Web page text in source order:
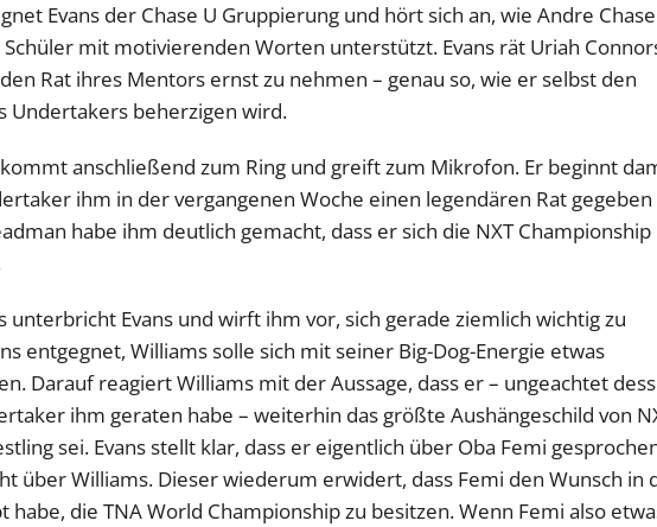
Evans der Chase U Gruppierung und hört sich an, wie Andre Chase
mit motivierenden Worten unterstützt. Evans rät Uriah
Rat ihres Mentors ernst zu nehmen – genau so, wie er selbst den
Undertakers beherzigen wird.
kommt anschließend zum Ring und greift zum Mikrofon. Er beginnt
ihm in der vergangenen Woche einen legendären Rat gegeben
habe ihm deutlich gemacht, dass er sich die NXT Championship
unterbricht Evans und wirft ihm vor, sich gerade ziemlich wichtig zu
entgegnet, Williams solle sich mit seiner Big-Dog-Energie etwas
Darauf reagiert Williams mit der Aussage, dass er – ungeachtet
ihm geraten habe – weiterhin das größte Aushängeschild von
sei. Evans stellt klar, dass er eigentlich über Oba Femi
über Williams. Dieser wiederum erwidert, dass Femi den Wunsch in
habe, die TNA World Championship zu besitzen. Wenn Femi also